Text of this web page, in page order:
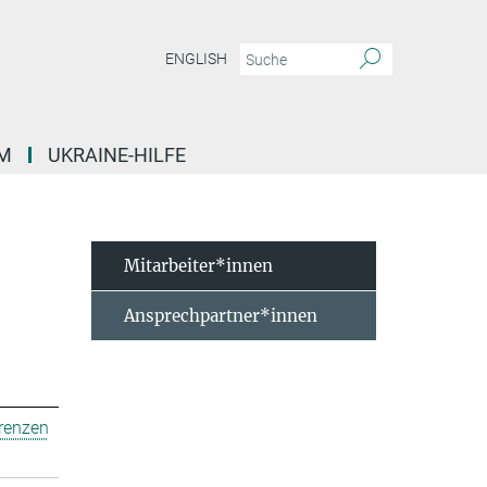
ENGLISH
UKRAINE-HILFE
Mitarbeiter*innen
Ansprechpartner*innen